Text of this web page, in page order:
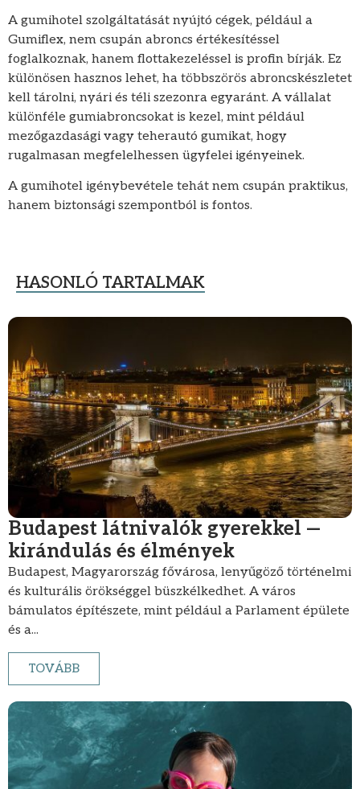
A gumihotel szolgáltatását nyújtó cégek, például a
Gumiflex, nem csupán abroncs értékesítéssel
foglalkoznak, hanem flottakezeléssel is profin bírják. Ez
különösen hasznos lehet, ha többszörös abroncskészletet
kell tárolni, nyári és téli szezonra egyaránt. A vállalat
különféle gumiabroncsokat is kezel, mint például
mezőgazdasági vagy teherautó gumikat, hogy
rugalmasan megfelelhessen ügyfelei igényeinek.
A gumihotel igénybevétele tehát nem csupán praktikus,
hanem biztonsági szempontból is fontos.
HASONLÓ TARTALMAK
Budapest látnivalók gyerekkel —
kirándulás és élmények
Budapest, Magyarország fővárosa, lenyűgöző történelmi
és kulturális örökséggel büszkélkedhet. A város
bámulatos építészete, mint például a Parlament épülete
és a...
TOVÁBB